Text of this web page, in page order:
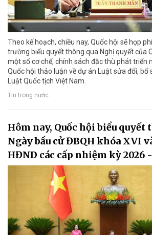
Theo kế hoạch, chiều nay, Quốc hội sẽ họp
trường biểu quyết thông qua Nghị quyết của
một số cơ chế, chính sách đặc thù phát triển
Quốc hội thảo luận về dự án Luật sửa đổi, bổ
Luật Quốc tịch Việt Nam.
Tin trong nước
Hôm nay, Quốc hội biểu quyết
Ngày bầu cử ĐBQH khóa XVI
HĐND các cấp nhiệm kỳ 2026 -